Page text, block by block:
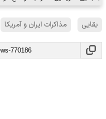
بقایی مذاکرات ایران و آمریکا